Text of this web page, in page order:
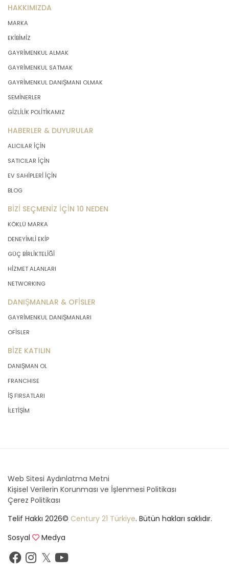
HAKKIMIZDA
MARKA
EKİBİMİZ
GAYRİMENKUL ALMAK
GAYRİMENKUL SATMAK
GAYRİMENKUL DANIŞMANI OLMAK
SEMİNERLER
GİZLİLİK POLİTİKAMIZ
HABERLER & DUYURULAR
ALICILAR İÇİN
SATICILAR İÇİN
EV SAHİPLERİ İÇİN
BLOG
BİZİ SEÇMENİZ İÇİN 10 NEDEN
KÖKLÜ MARKA
DENEYİMLİ EKİP
GÜÇ BİRLİKTELİĞİ
HİZMET ALANLARI
NETWORKING
DANIŞMANLAR & OFİSLER
GAYRİMENKUL DANIŞMANLARI
OFİSLER
BİZE KATILIN
DANIŞMAN OL
FRANCHISE
İŞ FIRSATLARI
İLETİŞİM
Web Sitesi Aydınlatma Metni
Kişisel Verilerin Korunması ve İşlenmesi Politikası
Çerez Politikası
Telif Hakkı 2026© Century 21 Türkiye. Bütün hakları saklıdır.
Sosyal
Medya